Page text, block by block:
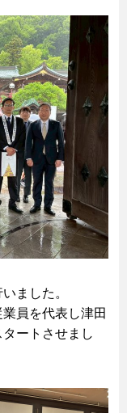
ました。
員を代表し津田
ートさせまし